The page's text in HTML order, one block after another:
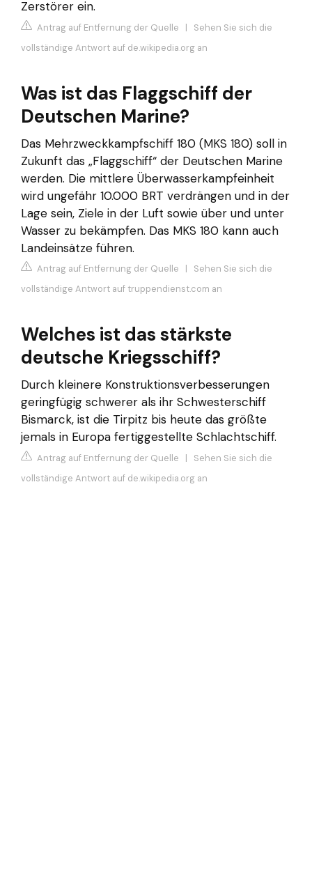
Zerstörer ein.
Antrag auf Entfernung der Quelle | Sehen Sie sich die
vollständige Antwort auf de.wikipedia.org an
Was ist das Flaggschiff der
Deutschen Marine?
Das Mehrzweckkampfschiff 180 (MKS 180) soll in
Zukunft das „Flaggschiff“ der Deutschen Marine
werden. Die mittlere Überwasserkampfeinheit
wird ungefähr 10.000 BRT verdrängen und in der
Lage sein, Ziele in der Luft sowie über und unter
Wasser zu bekämpfen. Das MKS 180 kann auch
Landeinsätze führen.
Antrag auf Entfernung der Quelle | Sehen Sie sich die
vollständige Antwort auf truppendienst.com an
Welches ist das stärkste
deutsche Kriegsschiff?
Durch kleinere Konstruktionsverbesserungen
geringfügig schwerer als ihr Schwesterschiff
Bismarck, ist die Tirpitz bis heute das größte
jemals in Europa fertiggestellte Schlachtschiff.
Antrag auf Entfernung der Quelle | Sehen Sie sich die
vollständige Antwort auf de.wikipedia.org an